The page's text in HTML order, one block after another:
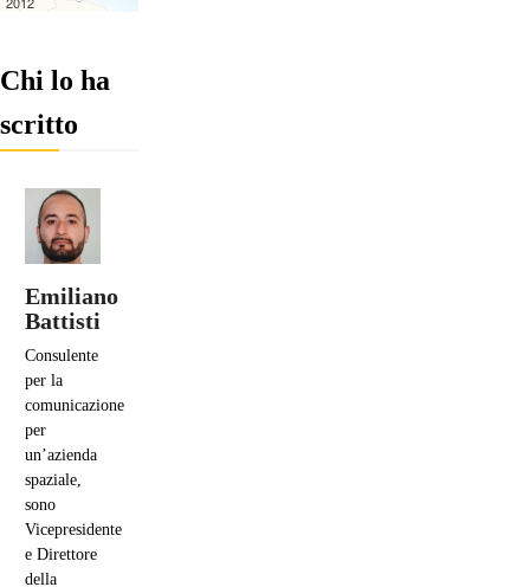
Chi lo ha
scritto
Emiliano
Battisti
Consulente
per la
comunicazione
per
un’azienda
spaziale,
sono
Vicepresidente
e Direttore
della